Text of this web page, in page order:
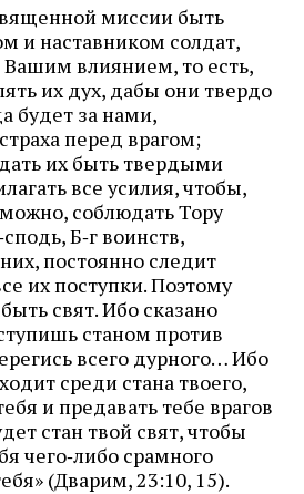
миссии быть
и наставником солдат,
влиянием, то есть,
их дух, дабы они твердо
будет за нами,
перед врагом;
их быть твердыми
все усилия, чтобы,
соблюдать Тору
Б‑г воинств,
постоянно следит
их поступки. Поэтому
свят. Ибо сказано
станом против
всего дурного… Ибо
среди стана твоего,
и предавать тебе врагов
стан твой свят, чтобы
чего‑либо срамного
(Дварим, 23:10, 15).